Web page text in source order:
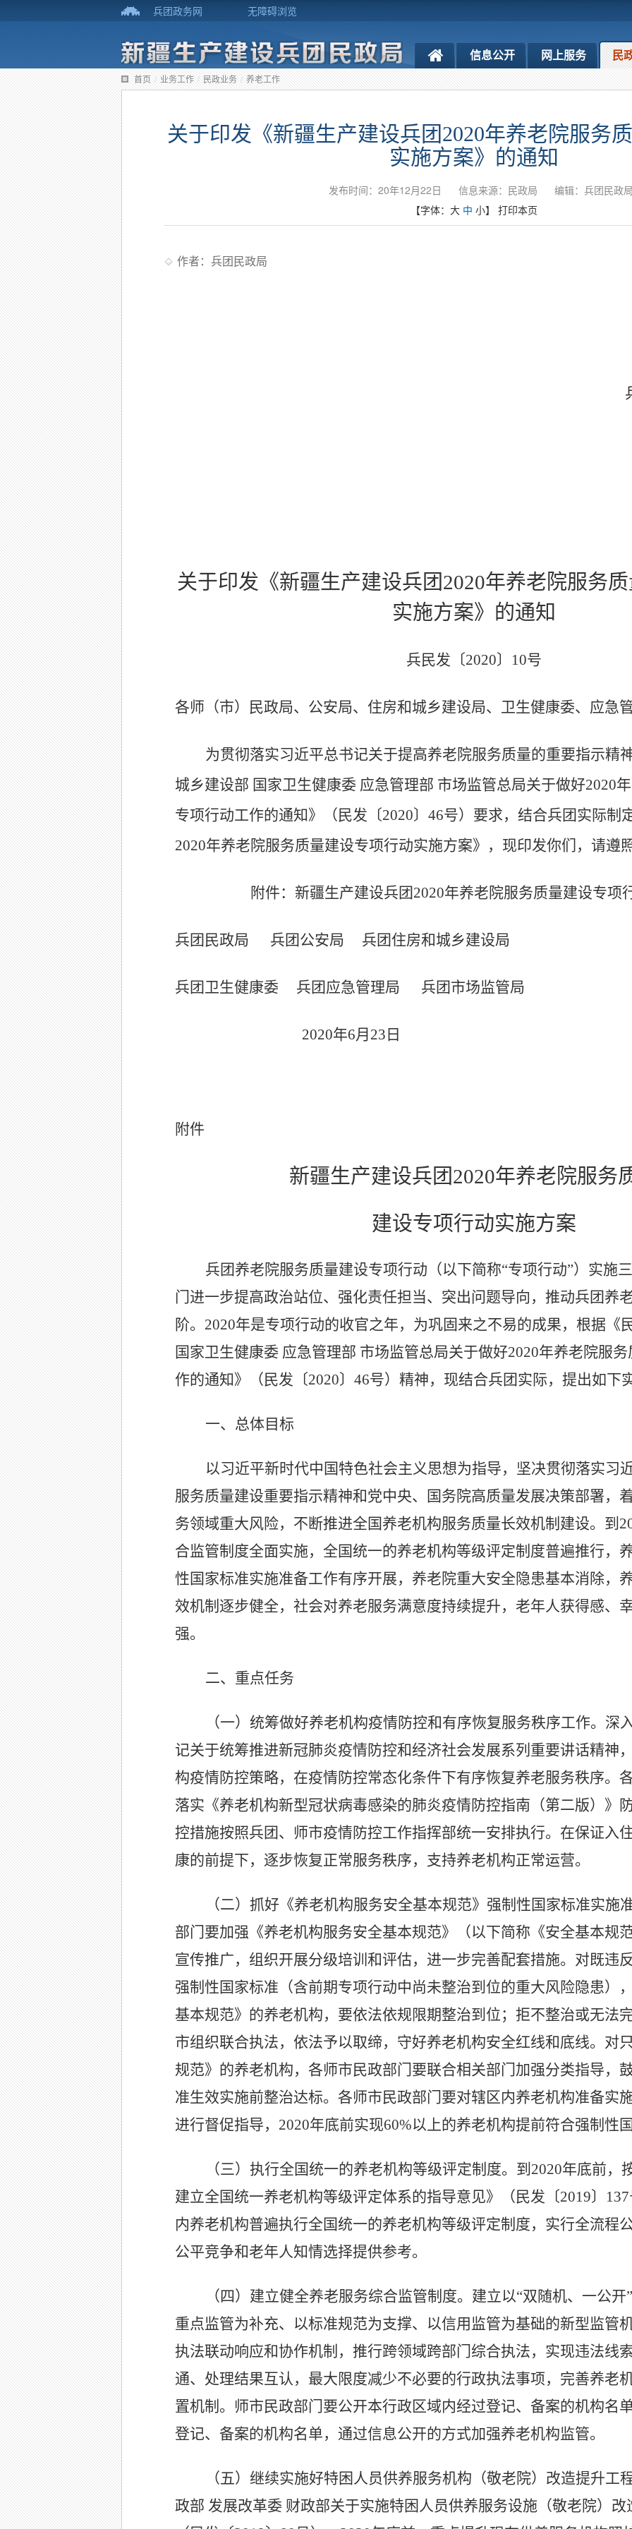
兵团政务网 无障碍浏览
信息公开 网上服务 民
首页 / 业务工作 / 民政业务 / 养老工作
关于印发《新疆生产建设兵团2020年养老院服务
实施方案》的通知
发布时间：20年12月22日 信息来源：民政局
编辑：兵团民政
【字体： 大 中 小】 打印本页
作者：兵团民政局
关于印发《新疆生产建设兵团2020年养老院服务
实施方案》的通知
兵民发〔2020〕10号
各师（市） 民政局、公安局、住房和城乡建设局、卫生健康委、应急
为贯彻落实习近平总书记关于提高养老院服务质量的重要指示精
城乡建设部 国家卫生健康委 应急管理部 市场监管总局关于做好2020
专项行动工作的通知》（民发〔2020〕46号）要求，结合兵团实际制
2020年养老院服务质量建设专项行动实施方案》，现印发你们，请遵
附件：新疆生产建设兵团2020年养老院服务质量建设专项
兵团民政局 兵团公安局 兵团住房和城乡建设局
兵团卫生健康委 兵团应急管理局 兵团市场监管局
2020年6月23日
附件
新疆生产建设兵团2020年养老院服务
建设专项行动实施方案
兵团养老院服务质量建设专项行动（以下简称“专项行动”）实施
门进一步提高政治站位、强化责任担当、突出问题导向，推动兵团养
阶。2020年是专项行动的收官之年，为巩固来之不易的成果，根据《
国家卫生健康委 应急管理部 市场监管总局关于做好2020年养老院服
作的通知》（民发〔2020〕46号）精神，现结合兵团实际，提出如下
一、总体目标
以习近平新时代中国特色社会主义思想为指导，坚决贯彻落实习
服务质量建设重要指示精神和党中央、国务院高质量发展决策部署，
务领域重大风险，不断推进全国养老机构服务质量长效机制建设。到
合监管制度全面实施，全国统一的养老机构等级评定制度普遍推行，
性国家标准实施准备工作有序开展，养老院重大安全隐患基本消除，
效机制逐步健全，社会对养老服务满意度持续提升，老年人获得感、
强。
二、重点任务
（一）统筹做好养老机构疫情防控和有序恢复服务秩序工作。 深
记关于统筹推进新冠肺炎疫情防控和经济社会发展系列重要讲话精神
构疫情防控策略，在疫情防控常态化条件下有序恢复养老服务秩序。
落实《养老机构新型冠状病毒感染的肺炎疫情防控指南（第二版）》
控措施按照兵团、师市疫情防控工作指挥部统一安排执行。在保证入
康的前提下，逐步恢复正常服务秩序，支持养老机构正常运营。
（二）抓好《养老机构服务安全基本规范》强制性国家标准实施
部门要加强《养老机构服务安全基本规范》（以下简称《安全基本规
宣传推广，组织开展分级培训和评估，进一步完善配套措施。对既违
强制性国家标准（含前期专项行动中尚未整治到位的重大风险隐患）
基本规范》的养老机构，要依法依规限期整治到位；拒不整治或无法
市组织联合执法，依法予以取缔，守好养老机构安全红线和底线。对
规范》的养老机构，各师市民政部门要联合相关部门加强分类指导，
准生效实施前整治达标。各师市民政部门要对辖区内养老机构准备实
进行督促指导，2020年底前实现60%以上的养老机构提前符合强制性
（三）执行全国统一的养老机构等级评定制度。 到2020年底前，
建立全国统一养老机构等级评定体系的指导意见》（民发〔2019〕
内养老机构普遍执行全国统一的养老机构等级评定制度，实行全流程
公平竞争和老年人知情选择提供参考。
（四）建立健全养老服务综合监管制度。 建立以“双随机、一公
重点监管为补充、以标准规范为支撑、以信用监管为基础的新型监管
执法联动响应和协作机制，推行跨领域跨部门综合执法，实现违法线
通、处理结果互认，最大限度减少不必要的行政执法事项，完善养老
置机制。师市民政部门要公开本行政区域内经过登记、备案的机构名
登记、备案的机构名单，通过信息公开的方式加强养老机构监管。
（五）继续实施好特困人员供养服务机构（敬老院）改造提升工
政部 发展改革委 财政部关于实施特困人员供养服务设施（敬老院）